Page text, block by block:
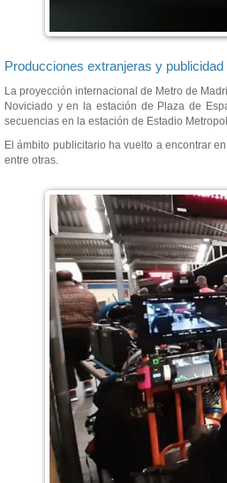
Producciones extranjeras y publicidad
La proyección internacional de Metro de
Noviciado y en la estación de Plaza de
secuencias en la estación de Estadio
El ámbito publicitario ha vuelto a encontrar
entre otras.